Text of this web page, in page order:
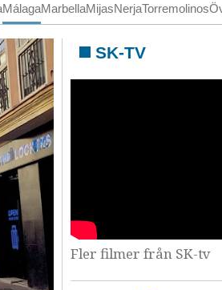
MálagaMarbellaMijasNerjaTorremolinos
SK-TV
Fler filmer från SK-tv